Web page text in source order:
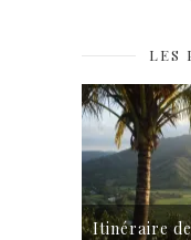
LES
Itinéraire de